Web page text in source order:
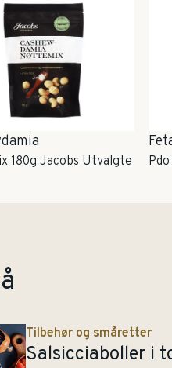
180g Jacobs Utvalgte
Tilbehør og småretter
Salsicciaboller i